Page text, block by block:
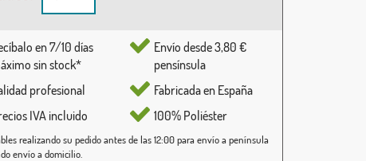
en 7/10 días
sin stock*
profesional
IVA incluido
Envío desde 3,80 €
pensínsula
Fabricada en España
100% Poliéster
realizando su pedido antes de las 12:00 para envío a península
envío a domicilio.